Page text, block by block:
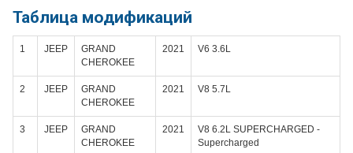
Таблица модификаций
1 JEEP
GRAND
CHEROKEE
2021 V6 3.6L
2 JEEP
GRAND
CHEROKEE
2021 V8 5.7L
3 JEEP
GRAND
CHEROKEE
2021
V8 6.2L SUPERCHARGED -
Supercharged